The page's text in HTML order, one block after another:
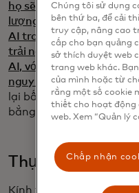
họ sẽ sử dụng chip của
lượng cho các hệ thống
AI trong tương lai.
trải nghiệm người lái và
AI, với trợ lý hình đại diện
nguy hiểm tiềm ẩn trên
lại bất kỳ đồ đạc nào
bằng nhiều ngôn ngữ.
Thực tế tăng
Kính thông minh đã đi
Chúng tôi sử dụng
bên thứ ba, để cải
truy cập, nâng cao
cấp cho bạn quảng
sở thích duyệt web
trang web khác.
của mình hoặc từ
rằng một số cookie
thiết cho hoạt động
web. Xem “Quản lý
Chấp nhận